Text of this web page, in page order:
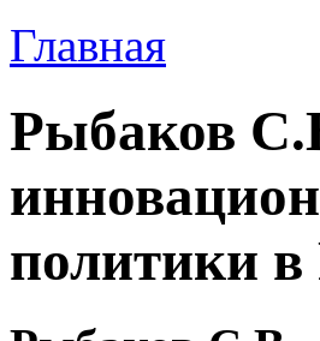
Главная
Рыбаков
политики в